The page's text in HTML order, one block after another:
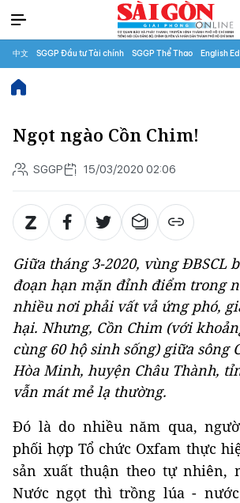
中文 SGGP Đầu tư Tài chính SGGP Thể Thao English
Ngọt ngào Cồn Chim!
SGGP 15/03/2020 02:06
Giữa tháng 3-2020, vùng ĐBSCL
đoạn hạn mặn đỉnh điểm trong
nhiều nơi phải vất vả ứng phó,
hại. Nhưng, Cồn Chim (với
cùng 60 hộ sinh sống) giữa sông
Hòa Minh, huyện Châu Thành,
vẫn mát mẻ lạ thường.
Đó là do nhiều năm qua,
phối hợp Tổ chức Oxfam thực
sản xuất thuận theo tự nhiên,
Nước ngọt thì trồng lúa -